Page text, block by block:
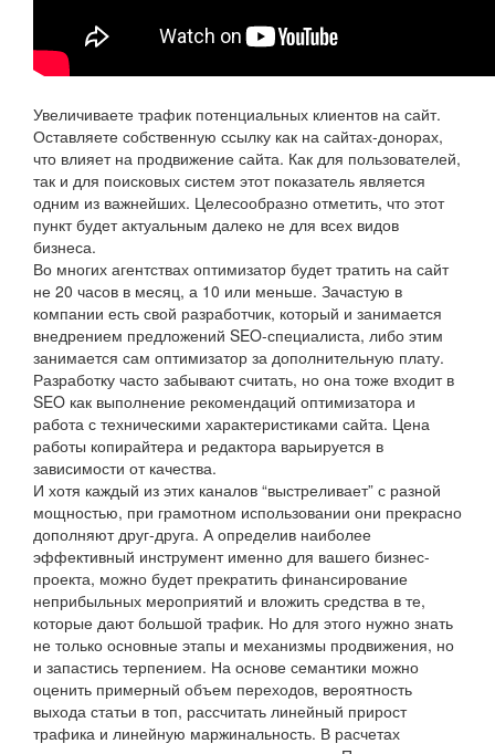
Увеличиваете трафик потенциальных клиентов на сайт.
Оставляете собственную ссылку как на сайтах-донорах,
что влияет на продвижение сайта. Как для пользователей,
так и для поисковых систем этот показатель является
одним из важнейших. Целесообразно отметить, что этот
пункт будет актуальным далеко не для всех видов
бизнеса.
Во многих агентствах оптимизатор будет тратить на сайт
не 20 часов в месяц, а 10 или меньше. Зачастую в
компании есть свой разработчик, который и занимается
внедрением предложений SEO-специалиста, либо этим
занимается сам оптимизатор за дополнительную плату.
Разработку часто забывают считать, но она тоже входит в
SEO как выполнение рекомендаций оптимизатора и
работа с техническими характеристиками сайта. Цена
работы копирайтера и редактора варьируется в
зависимости от качества.
И хотя каждый из этих каналов “выстреливает” с разной
мощностью, при грамотном использовании они прекрасно
дополняют друг-друга. А определив наиболее
эффективный инструмент именно для вашего бизнес-
проекта, можно будет прекратить финансирование
неприбыльных мероприятий и вложить средства в те,
которые дают большой трафик. Но для этого нужно знать
не только основные этапы и механизмы продвижения, но
и запастись терпением. На основе семантики можно
оценить примерный объем переходов, вероятность
выхода статьи в топ, рассчитать линейный прирост
трафика и линейную маржинальность. В расчетах